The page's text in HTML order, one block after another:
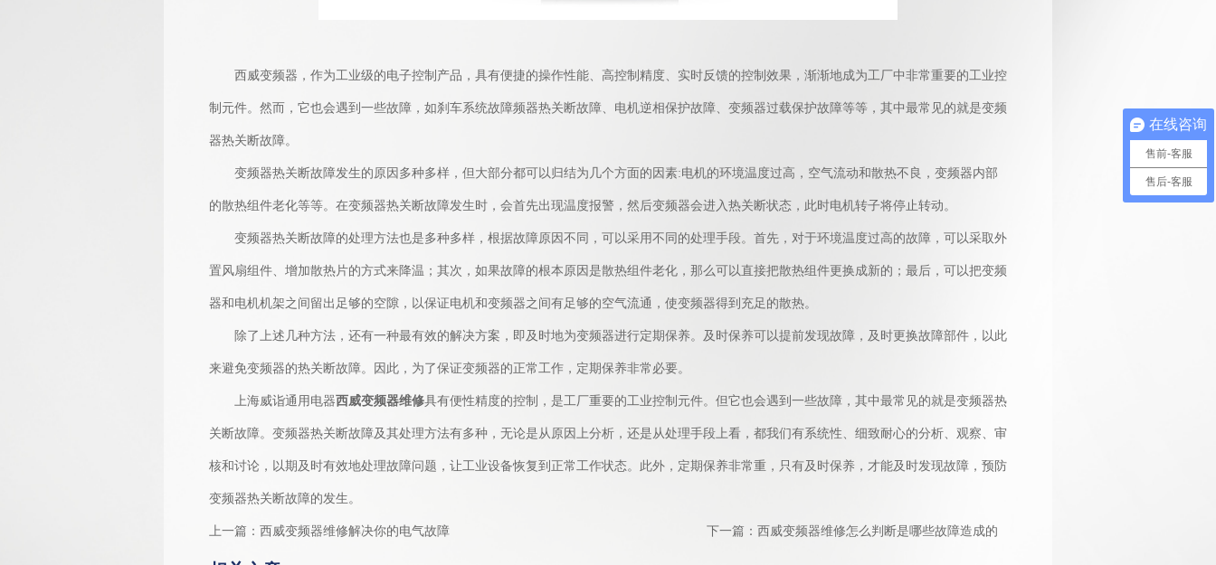
西威变频器，作为工业级的电子控制产品，具有便捷的操作性能、高控制精度、实时反馈的控制效果，渐渐地成为工厂中非常重要的工业控
制元件。然而，它也会遇到一些故障，如刹车系统故障频器热关断故障、电机逆相保护故障、变频器过载保护故障等等，其中最常见的就是变频
器热关断故障。
变频器热关断故障发生的原因多种多样，但大部分都可以归结为几个方面的因素:电机的环境温度过高，空气流动和散热不良，变频器内部
的散热组件老化等等。在变频器热关断故障发生时，会首先出现温度报警，然后变频器会进入热关断状态，此时电机转子将停止转动。
变频器热关断故障的处理方法也是多种多样，根据故障原因不同，可以采用不同的处理手段。首先，对于环境温度过高的故障，可以采取外
置风扇组件、增加散热片的方式来降温；其次，如果故障的根本原因是散热组件老化，那么可以直接把散热组件更换成新的；最后，可以把变频
器和电机机架之间留出足够的空隙，以保证电机和变频器之间有足够的空气流通，使变频器得到充足的散热。
除了上述几种方法，还有一种最有效的解决方案，即及时地为变频器进行定期保养。及时保养可以提前发现故障，及时更换故障部件，以此
来避免变频器的热关断故障。因此，为了保证变频器的正常工作，定期保养非常必要。
上海威诣通用电器西威变频器维修具有便性精度的控制，是工厂重要的工业控制元件。但它也会遇到一些故障，其中最常见的就是变频器热
关断故障。变频器热关断故障及其处理方法有多种，无论是从原因上分析，还是从处理手段上看，都我们有系统性、细致耐心的分析、观察、审
核和讨论，以期及时有效地处理故障问题，让工业设备恢复到正常工作状态。此外，定期保养非常重，只有及时保养，才能及时发现故障，预防
变频器热关断故障的发生。
上一篇： 西威变频器维修解决你的电气故障 下一篇： 西威变频器维修怎么判断是哪些故障造成的
在线咨询
售前-客服
售后-客服